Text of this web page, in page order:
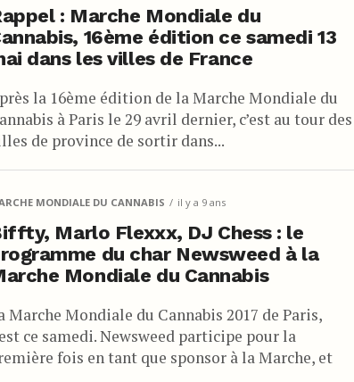
: Marche Mondiale du
16ème édition ce samedi 13
dans les villes de France
la 16ème édition de la Marche Mondiale du
à Paris le 29 avril dernier, c’est au tour des
de province de sortir dans...
MONDIALE DU CANNABIS il y a 9 ans
Marlo Flexxx, DJ Chess : le
du char Newsweed à la
Mondiale du Cannabis
Marche Mondiale du Cannabis 2017 de Paris,
ce samedi. Newsweed participe pour la
fois en tant que sponsor à la Marche, et